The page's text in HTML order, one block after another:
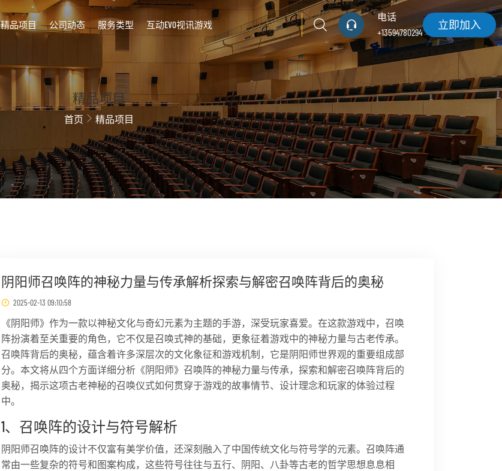
精品项目 公司动态 服务类型 互动EVO视讯游戏
电话
+13594780294
立即加入
精品项目
首页 精品项目
阴阳师召唤阵的神秘力量与传承解析探索与解密召唤阵背后的奥秘
2025-02-13 09:10:58
《阴阳师》作为一款以神秘文化与奇幻元素为主题的手游，深受玩家喜爱。在这款游戏中，召唤
阵扮演着至关重要的角色，它不仅是召唤式神的基础，更象征着游戏中的神秘力量与古老传承。
召唤阵背后的奥秘，蕴含着许多深层次的文化象征和游戏机制，它是阴阳师世界观的重要组成部
分。本文将从四个方面详细分析《阴阳师》召唤阵的神秘力量与传承，探索和解密召唤阵背后的
奥秘，揭示这项古老神秘的召唤仪式如何贯穿于游戏的故事情节、设计理念和玩家的体验过程
中。
1、召唤阵的设计与符号解析
阴阳师召唤阵的设计不仅富有美学价值，还深刻融入了中国传统文化与符号学的元素。召唤阵通
常由一些复杂的符号和图案构成，这些符号往往与五行、阴阳、八卦等古老的哲学思想息息相